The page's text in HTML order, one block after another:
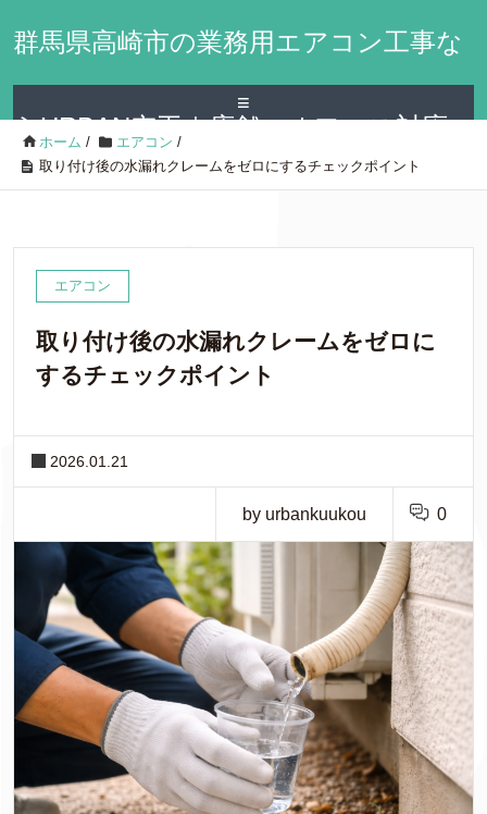
群馬県高崎市の業務用エアコン工事な
らURBAN空工｜店舗・オフィス対応
≡
ホーム / エアコン /
取り付け後の水漏れクレームをゼロにするチェックポイント
エアコン
取り付け後の水漏れクレームをゼロに
するチェックポイント
2026.01.21
by urbankuukou 0